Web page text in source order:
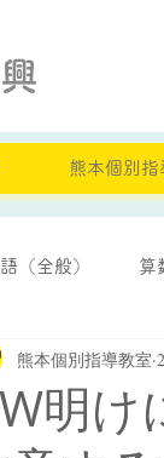
熊本個別指
（全般） 算
自己肯定感
明け
熊本個別指導教室